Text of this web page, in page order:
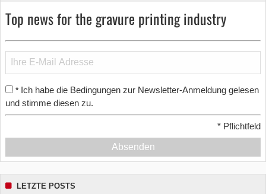
Top news for the gravure printing industry
* Ich habe die Bedingungen zur Newsletter-Anmeldung gelesen
und stimme diesen zu.
* Pflichtfeld
Absenden
LETZTE POSTS